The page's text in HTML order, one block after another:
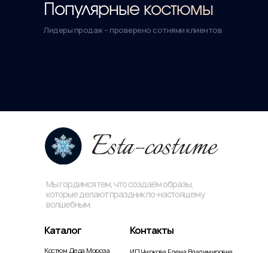
Популярные костюмы
Лидеры продаж – проверено сотнями клиентов
Мы гордимся тем, что создаём образы,
которые делают праздник по-настоящему
волшебным.
Костюм Деда Мороза
Контакты
Каталог